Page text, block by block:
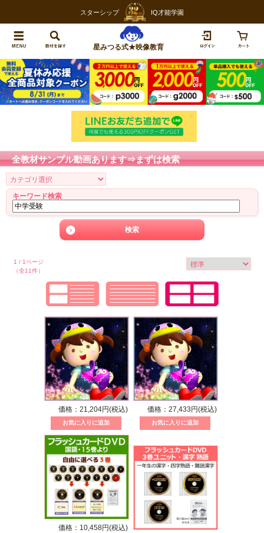
スターシップ IQ才能学園
星みつる式★映像教育
全教材サンプル動画あります⇒まずは検索
キーワード検索
1 / 1ページ
（全11件）
価格：21,204円(税込) 価格：27,433円(税込)
価格：10,458円(税込)